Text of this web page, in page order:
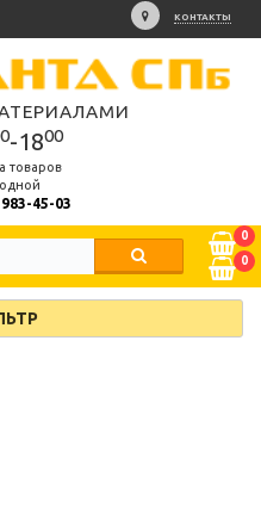
КОНТАКТЫ
-1800
товаров
45-03
0
0